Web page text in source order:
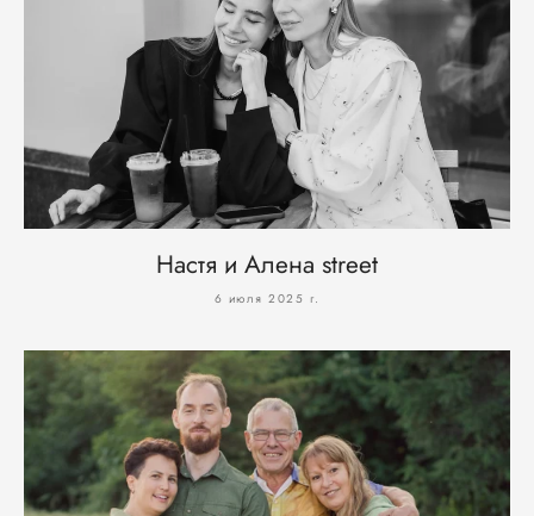
Настя и Алена street
6 июля 2025 г.